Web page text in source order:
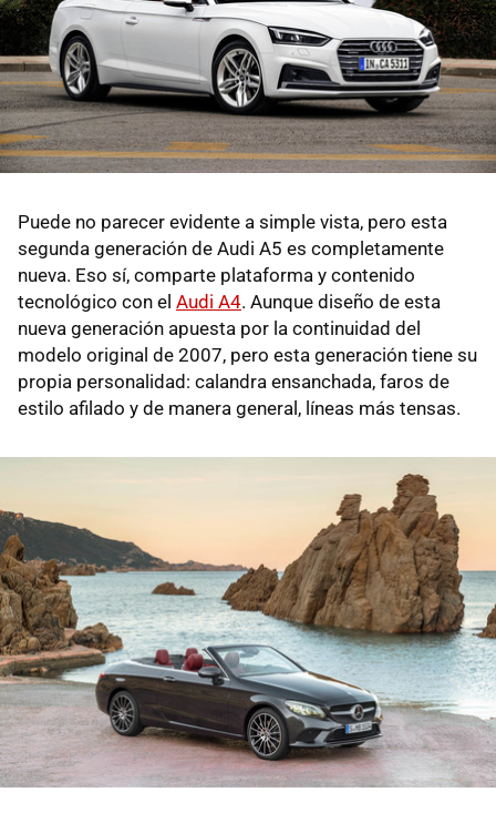
Puede no parecer evidente a simple vista, pero esta
segunda generación de Audi A5 es completamente
nueva. Eso sí, comparte plataforma y contenido
tecnológico con el Audi A4. Aunque diseño de esta
nueva generación apuesta por la continuidad del
modelo original de 2007, pero esta generación tiene su
propia personalidad: calandra ensanchada, faros de
estilo afilado y de manera general, líneas más tensas.